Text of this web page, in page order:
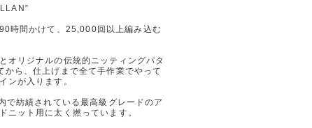
時間かけて、25,000回以上編み込む
オリジナルの伝統的ニッティングパタ
ら、仕上げまで全て手作業でやって
ンが入ります。
で紡績されている最高級グレードのア
ニット用に太く撚っています。